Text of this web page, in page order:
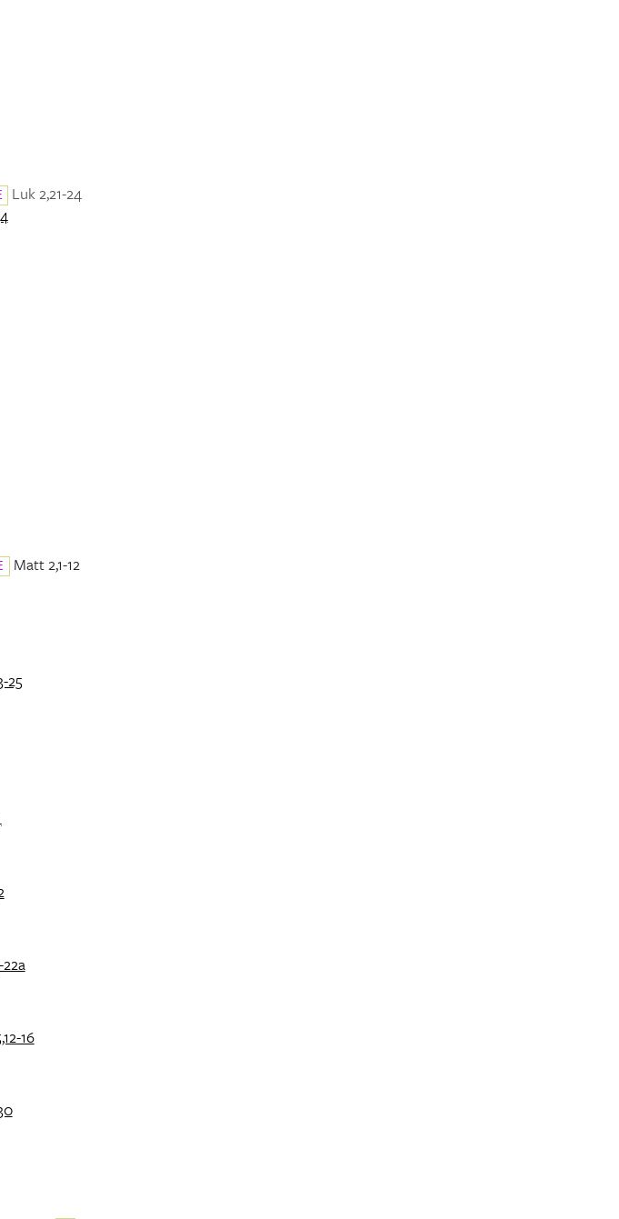
Luk 2,21-24
Matt 2,1-12
25
16